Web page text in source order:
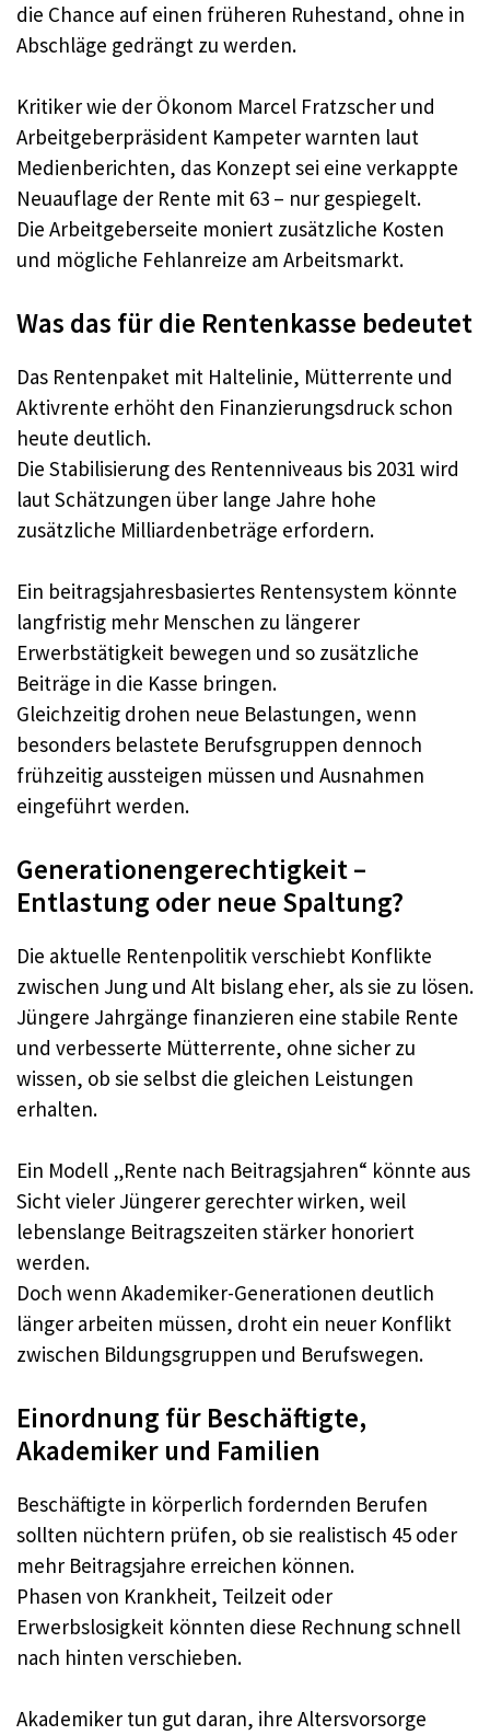
die Chance auf einen früheren Ruhestand, ohne in
Abschläge gedrängt zu werden.​
Kritiker wie der Ökonom Marcel Fratzscher und
Arbeitgeberpräsident Kampeter warnten laut
Medienberichten, das Konzept sei eine verkappte
Neuauflage der Rente mit 63 – nur gespiegelt.​
Die Arbeitgeberseite moniert zusätzliche Kosten
und mögliche Fehlanreize am Arbeitsmarkt.​
Was das für die Rentenkasse bedeutet
Das Rentenpaket mit Haltelinie, Mütterrente und
Aktivrente erhöht den Finanzierungsdruck schon
heute deutlich.​
Die Stabilisierung des Rentenniveaus bis 2031 wird
laut Schätzungen über lange Jahre hohe
zusätzliche Milliardenbeträge erfordern.​
Ein beitragsjahresbasiertes Rentensystem könnte
langfristig mehr Menschen zu längerer
Erwerbstätigkeit bewegen und so zusätzliche
Beiträge in die Kasse bringen.​
Gleichzeitig drohen neue Belastungen, wenn
besonders belastete Berufsgruppen dennoch
frühzeitig aussteigen müssen und Ausnahmen
eingeführt werden.​
Generationengerechtigkeit –
Entlastung oder neue Spaltung?
Die aktuelle Rentenpolitik verschiebt Konflikte
zwischen Jung und Alt bislang eher, als sie zu lösen.​
Jüngere Jahrgänge finanzieren eine stabile Rente
und verbesserte Mütterrente, ohne sicher zu
wissen, ob sie selbst die gleichen Leistungen
erhalten.​
Ein Modell „Rente nach Beitragsjahren“ könnte aus
Sicht vieler Jüngerer gerechter wirken, weil
lebenslange Beitragszeiten stärker honoriert
werden.​
Doch wenn Akademiker-Generationen deutlich
länger arbeiten müssen, droht ein neuer Konflikt
zwischen Bildungsgruppen und Berufswegen.​
Einordnung für Beschäftigte,
Akademiker und Familien
Beschäftigte in körperlich fordernden Berufen
sollten nüchtern prüfen, ob sie realistisch 45 oder
mehr Beitragsjahre erreichen können.​
Phasen von Krankheit, Teilzeit oder
Erwerbslosigkeit könnten diese Rechnung schnell
nach hinten verschieben.​
Akademiker tun gut daran, ihre Altersvorsorge